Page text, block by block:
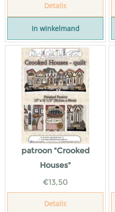
Details
In winkelmand
patroon "Crooked
Houses"
€13,50
Details